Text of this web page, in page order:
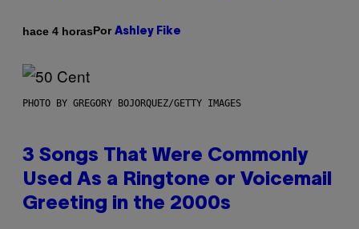
hace 4 horasPor Ashley Fike
PHOTO BY GREGORY BOJORQUEZ/GETTY IMAGES
3 Songs That Were Commonly
Used As a Ringtone or Voicemail
Greeting in the 2000s